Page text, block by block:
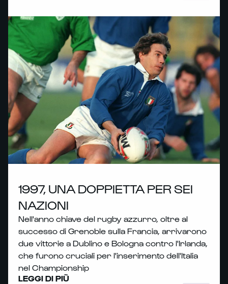
1997, UNA DOPPIETTA PER SEI
NAZIONI
Nell'anno chiave del rugby azzurro, oltre al
successo di Grenoble sulla Francia, arrivarono
due vittorie a Dublino e Bologna contro l'Irlanda,
che furono cruciali per l'inserimento dell'Italia
nel Championship
LEGGI DI PIÙ